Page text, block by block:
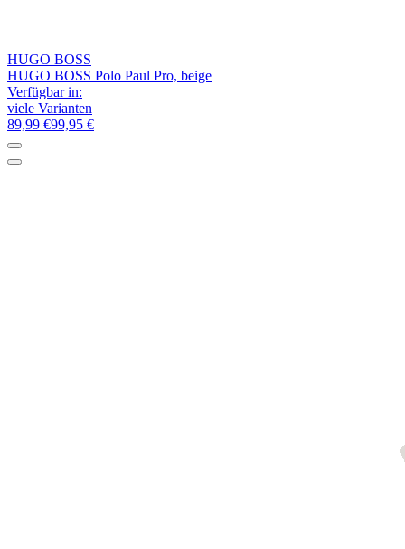
HUGO BOSS
HUGO BOSS Polo Paul Pro, beige
Verfügbar in:
viele Varianten
89,99 €99,95 €